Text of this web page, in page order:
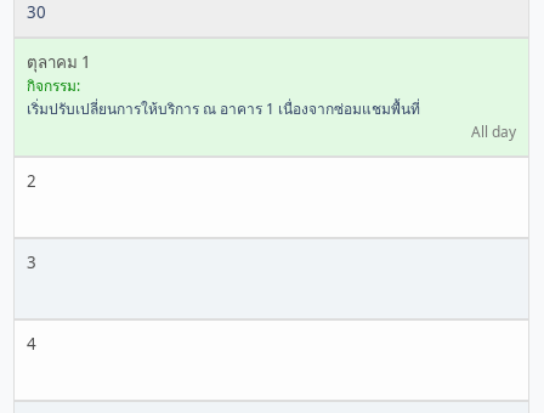
30
ตุลาคม 1
กิจกรรม:
เริ่มปรับเปลี่ยนการให้บริการ ณ อาคาร 1 เนื่องจากซ่อมแชมพื้นที่
All day
2
3
4